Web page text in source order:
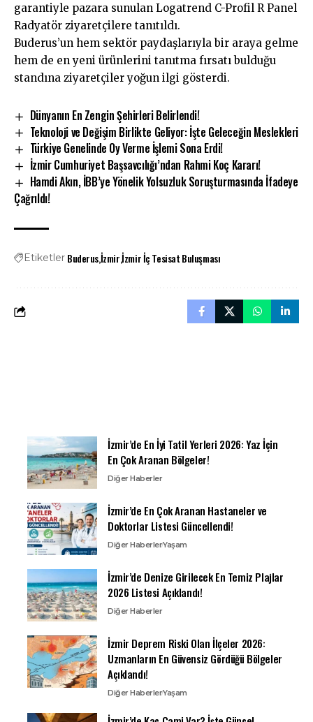
garantiyle pazara sunulan Logatrend C-Profil R Panel
Radyatör ziyaretçilere tanıtıldı.
Buderus’un hem sektör paydaşlarıyla bir araya gelme
hem de en yeni ürünlerini tanıtma fırsatı bulduğu
standına ziyaretçiler yoğun ilgi gösterdi.
Dünyanın En Zengin Şehirleri Belirlendi!
Teknoloji ve Değişim Birlikte Geliyor: İşte Geleceğin Meslekleri
Türkiye Genelinde Oy Verme İşlemi Sona Erdi!
İzmir Cumhuriyet Başsavcılığı’ndan Rahmi Koç Kararı!
Hamdi Akın, İBB’ye Yönelik Yolsuzluk Soruşturmasında İfadeye
Çağrıldı!
Etiketler Buderusİzmirİzmir İç Tesisat Buluşması
İzmir’de En İyi Tatil Yerleri 2026: Yaz İçin
En Çok Aranan Bölgeler!
Diğer Haberler
İzmir’de En Çok Aranan Hastaneler ve
Doktorlar Listesi Güncellendi!
Diğer HaberlerYaşam
İzmir’de Denize Girilecek En Temiz Plajlar
2026 Listesi Açıklandı!
Diğer Haberler
İzmir Deprem Riski Olan İlçeler 2026:
Uzmanların En Güvensiz Gördüğü Bölgeler
Açıklandı!
Diğer HaberlerYaşam